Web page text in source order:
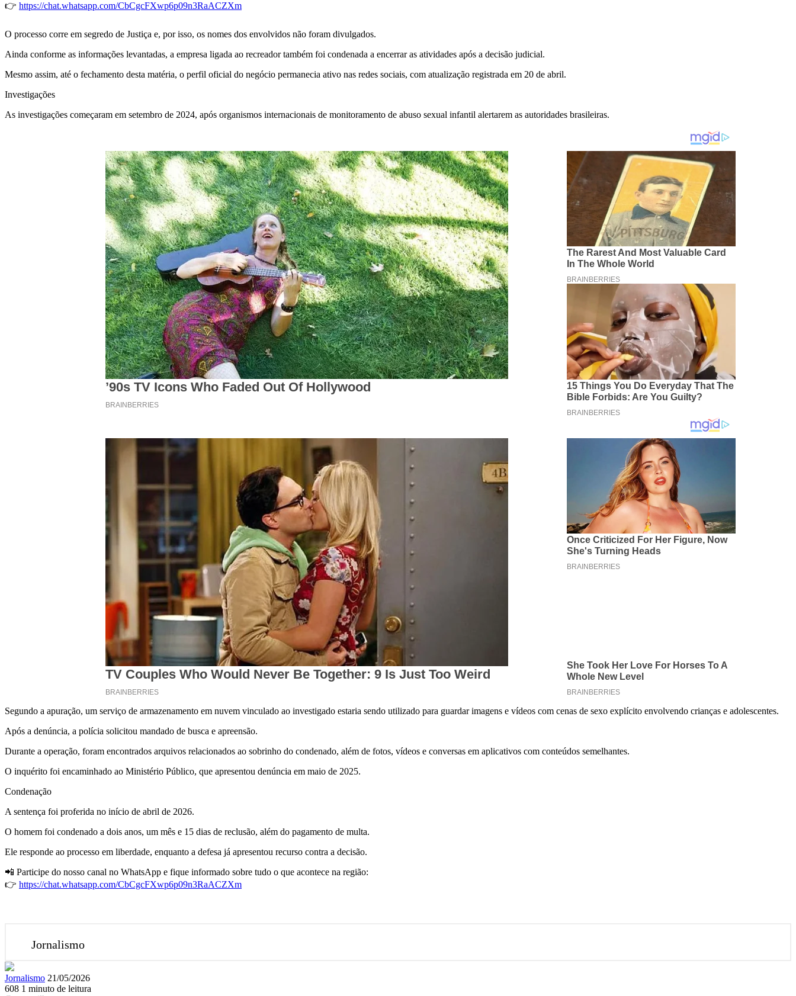
👉 https://chat.whatsapp.com/CbCgcFXwp6p09n3RaACZXm
O processo corre em segredo de Justiça e, por isso, os nomes dos envolvidos não foram divulgados.
Ainda conforme as informações levantadas, a empresa ligada ao recreador também foi condenada a encerrar as atividades após a decisão judicial.
Mesmo assim, até o fechamento desta matéria, o perfil oficial do negócio permanecia ativo nas redes sociais, com atualização registrada em 20 de abril.
Investigações
As investigações começaram em setembro de 2024, após organismos internacionais de monitoramento de abuso sexual infantil alertarem as autoridades brasileiras.
Segundo a apuração, um serviço de armazenamento em nuvem vinculado ao investigado estaria sendo utilizado para guardar imagens e vídeos com cenas de sexo explícito envolvendo crianças e adolescentes.
Após a denúncia, a polícia solicitou mandado de busca e apreensão.
Durante a operação, foram encontrados arquivos relacionados ao sobrinho do condenado, além de fotos, vídeos e conversas em aplicativos com conteúdos semelhantes.
O inquérito foi encaminhado ao Ministério Público, que apresentou denúncia em maio de 2025.
Condenação
A sentença foi proferida no início de abril de 2026.
O homem foi condenado a dois anos, um mês e 15 dias de reclusão, além do pagamento de multa.
Ele responde ao processo em liberdade, enquanto a defesa já apresentou recurso contra a decisão.
📲 Participe do nosso canal no WhatsApp e fique informado sobre tudo o que acontece na região:
👉 https://chat.whatsapp.com/CbCgcFXwp6p09n3RaACZXm
Jornalismo
Jornalismo Mande
um
21/05/2026
608 1 minuto de leitura